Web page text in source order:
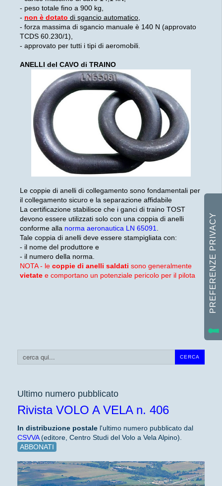
CERCA
Cerca...
Ultimo numero pubblicato
Rivista VOLO A VELA n. 406
In distribuzione postale l'ultimo numero pubblicato dal
CSVVA(editore, Centro Studi del Volo a Vela Alpino).
ABBONATI
- peso totale fino a 900 kg,
- non è dotato di sgancio automatico
- forza massima di sgancio manuale è 140 N (approvato
TCDS 60.230/1),
- approvato per tutti i tipi di aeromobili.
ANELLI del CAVO di TRAINO
Le coppie di anelli di collegamento sono fondamentali per
il collegamento sicuro e la separazione affidabile
La certificazione stabilisce che i ganci di traino TOST
devono essere utilizzati solo con una coppia di anelli
conforme alla norma aeronautica LN 65091
Tale coppia di anelli deve essere stampigliata con:
- il nome del produttore e
- il numero della norma.
NOTA - le coppie di anelli saldati sono generalmente
vietate e comportano un potenziale pericolo per il pilota